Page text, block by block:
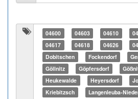
04600 04603 04610
04617
04618 04626
Dobitschen
Fockendorf
Göllnitz
Göpfersdorf
Heukewalde
Heyersdorf
Kriebitzsch
Langenleuba-